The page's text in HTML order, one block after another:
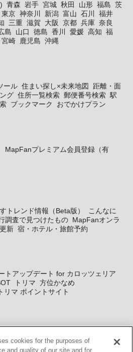
青森 岩手 宮城 秋田 山形 福島 茨
東京 神奈川 新潟 富山 石川
福井
三重 滋賀 大阪 京都 兵庫 奈良
島 山口 徳島 香川 愛媛 高知 福
宮崎 鹿児島 沖縄
ール 住まい探し×未来地図
距離・面
グ 住所一覧検索 郵便番号検索 駅
ブックマーク おでかけプラン
MapFanプレミアム会員登録（有
トレンド情報（Beta版）
こんなに
調査で見つけたもの MapFanオンラ
新 宿・ホテル・旅館予約
トアップデート for カロッツェリア
トリマ 方位かなめ
トリマ ポイントサイト
ービス WEBサイト・システム向け地
cookies for the purposes of
and quality of our site and for